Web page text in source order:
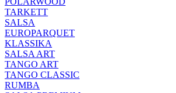
TARKETT
SALSA
EUROPARQUET
KLASSIKA
SALSA ART
TANGO ART
TANGO CLASSIC
RUMBA